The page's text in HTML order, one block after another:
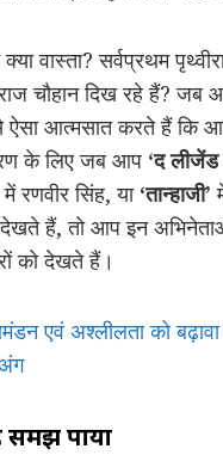
वास्ता? सर्वप्रथम
चौहान दिख रहे हैं? जब
आत्मसात करते हैं कि
के लिए जब आप ‘द
में रणवीर सिंह, या ‘तान्हाजी’
हैं, तो आप इन अभिनेताओं
को देखते हैं।
एवं अश्लीलता को
समझ पाया